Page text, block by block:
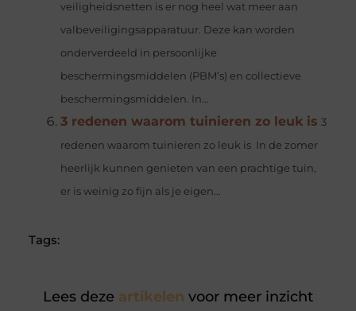
veiligheidsnetten is er nog heel wat meer aan
valbeveiligingsapparatuur. Deze kan worden
onderverdeeld in persoonlijke
beschermingsmiddelen (PBM’s) en collectieve
beschermingsmiddelen. In...
3 redenen waarom tuinieren zo leuk is 3
redenen waarom tuinieren zo leuk is In de zomer
heerlijk kunnen genieten van een prachtige tuin,
er is weinig zo fijn als je eigen...
Tags:
Lees deze artikelen voor meer inzicht